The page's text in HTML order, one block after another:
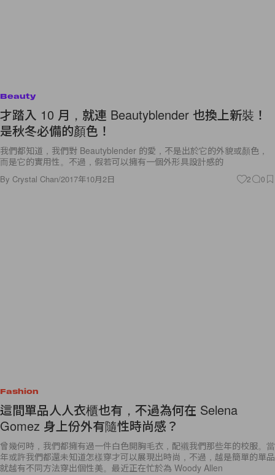
Beauty
才踏入 10 月，就連 Beautyblender 也換上新裝！
是秋冬必備的顏色！
我們都知道，我們對 Beautyblender 的愛，不是出於它的外貌或顏色，
而是它的實用性。不過，假若可以擁有一個外形具設計感的
By Crystal Chan/2017年10月2日 2 0
Fashion
這間單品人人衣櫃也有，不過為何在 Selena
Gomez 身上份外有隨性時尚感？
曾幾何時，我們都擁有過一件白色開胸毛衣，配襯我們那些年的校服。當
年或許我們都還未知道怎樣穿才可以展現出時尚，不過，越是簡單的單品
就越有不同方法穿出個性美。最近正在忙於為 Woody Allen